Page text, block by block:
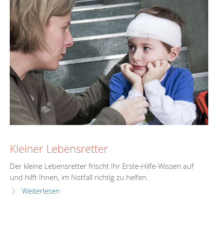
Kleiner Lebensretter
Der kleine Lebensretter frischt Ihr Erste-Hilfe-Wissen auf
und hilft Ihnen, im Notfall richtig zu helfen.
Weiterlesen